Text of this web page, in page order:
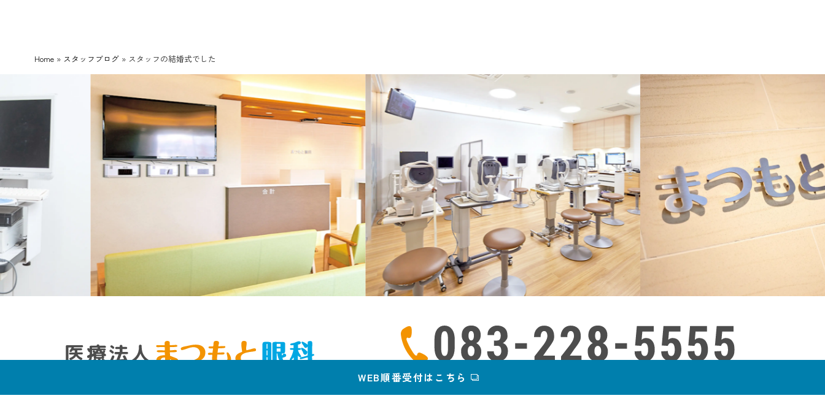
Home » スタッフブログ » スタッフの結婚式でした
【自動音声電話】電話をかけ、ガイダンスに従って「※」を押した後「1／本日の予約」「3／医院へのお電話」
WEB順番受付はこちら